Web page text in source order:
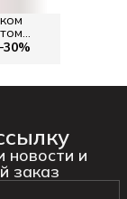
30%
новости и
заказ